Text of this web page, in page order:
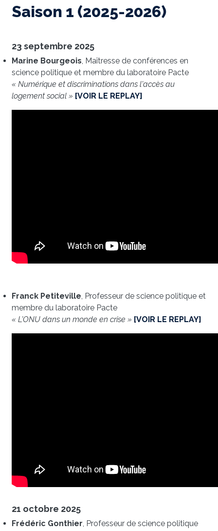
Saison 1 (2025-2026)
23 septembre 2025
Marine Bourgeois, Maîtresse de conférences en
science politique et membre du laboratoire Pacte
« Numérique et discriminations dans l'accès au
logement social » [VOIR LE REPLAY]
Franck Petiteville, Professeur de science politique et
membre du laboratoire Pacte
« L’ONU dans un monde en crise » [VOIR LE REPLAY]
21 octobre 2025
Frédéric Gonthier, Professeur de science politique